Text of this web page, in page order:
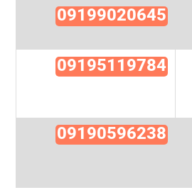
09199020645
09195119784
09190596238